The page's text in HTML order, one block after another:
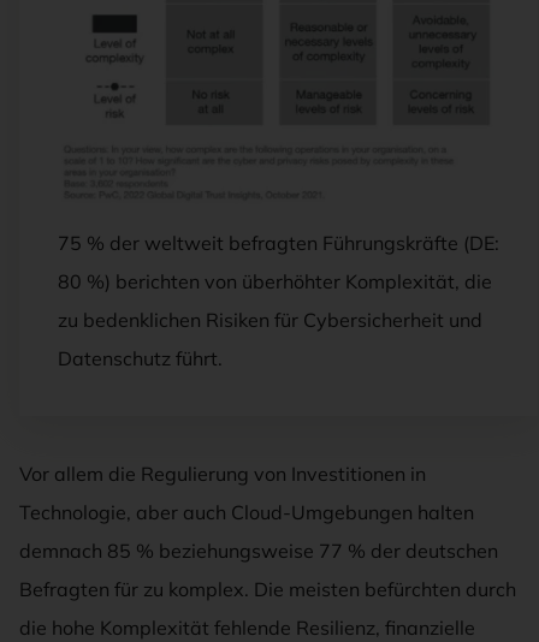
75 % der weltweit befragten Führungskräfte (DE:
80 %) berichten von überhöhter Komplexität, die
zu bedenklichen Risiken für Cybersicherheit und
Datenschutz führt.
Vor allem die Regulierung von Investitionen in
Technologie, aber auch Cloud-Umgebungen halten
demnach 85 % beziehungsweise 77 % der deutschen
Befragten für zu komplex. Die meisten befürchten durch
die hohe Komplexität fehlende Resilienz, finanzielle